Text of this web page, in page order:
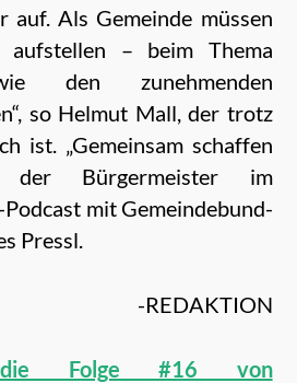
auf. Als Gemeinde müssen
– beim Thema
den zunehmenden
so Helmut Mall, der trotz
ist. „Gemeinsam schaffen
Bürgermeister im
mit Gemeindebund-
Pressl.
-REDAKTION
Folge #16 von